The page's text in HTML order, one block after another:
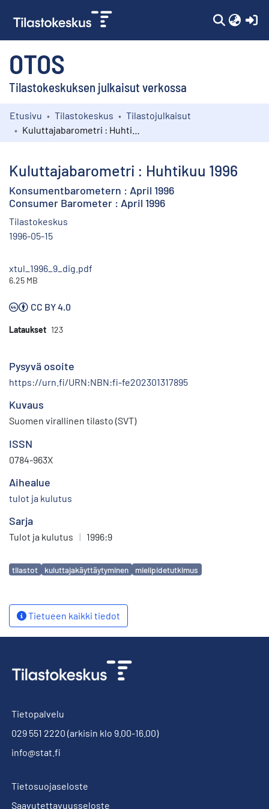
OTOS
Tilastokeskuksen julkaisut verkossa
Kokoelmat
Etusivu Tilastokeskus
Tilastojulkaisut
Kuluttajabarometri : Huhtikuu 1996
Konsumentbarometern : April 1996
Consumer Barometer : April 1996
Tilastokeskus
1996-05-15
xtul_1996_9_dig.pdf
6.25 MB
CC BY 4.0
Lataukset 123
Pysyvä osoite
https://urn.fi/URN:NBN:fi-fe202301317895
Kuvaus
Suomen virallinen tilasto (SVT)
ISSN
0784-963X
Aihealue
tulot ja kulutus
Sarja
Tulot ja kulutus | 1996:9
Avainsanat
tilastot kuluttajakäyttäytyminen mielipidetutkimus
Tietueen kaikki tiedot
Tietopalvelu
029 551 2220 (arkisin klo 9.00-16.00)
info@stat.fi
Tietosuojaseloste
Saavutettavuusseloste